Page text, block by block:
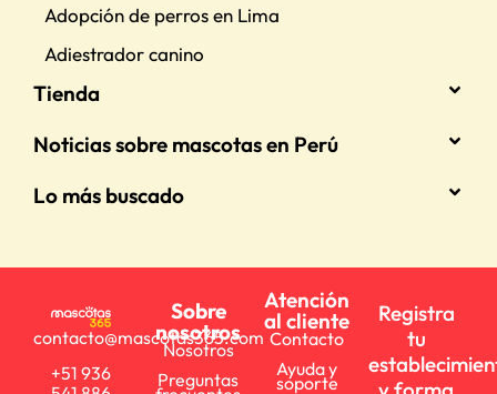
Adopción de perros en Lima
Adiestrador canino
Tienda
Noticias sobre mascotas en Perú
Lo más buscado
contacto@mascotas365.com
+51 936
Sobre
nosotros
Nosotros
Preguntas
Atención
al cliente
Contacto
Ayuda y
soporte
Registra
tu